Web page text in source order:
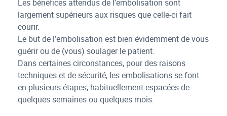
Les bénéfices attendus de l’embolisation sont
largement supérieurs aux risques que celle-ci fait
courir.
Le but de l’embolisation est bien évidemment de vous
guérir ou de (vous) soulager le patient.
Dans certaines circonstances, pour des raisons
techniques et de sécurité, les embolisations se font
en plusieurs étapes, habituellement espacées de
quelques semaines ou quelques mois.